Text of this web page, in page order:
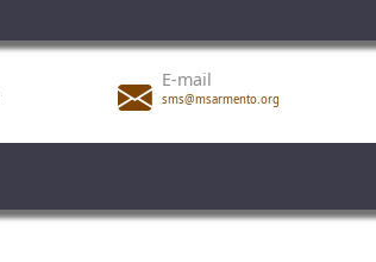
E-mail
sms@msarmento.org